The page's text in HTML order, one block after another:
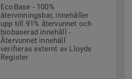
EcoBase - 100%
återvinningsbar, innehåller
upp till 91% återvunnet och
biobaserad innehåll -
Återvunnet innehåll
verifieras externt av Lloyds
Register